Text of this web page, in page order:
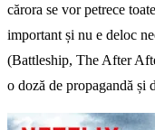
cărora se vor petrece
important și nu e deloc
(Battleship, The After
o doză de propagandă și